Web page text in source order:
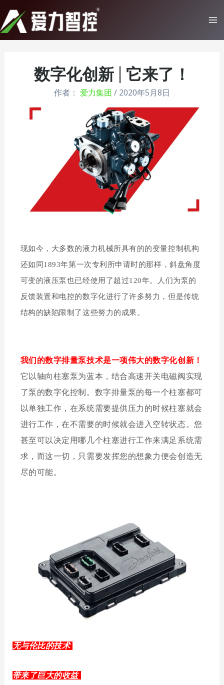
至
内
数字化创新 | 它来了！
作者： 爱力集团 / 2020年5月8日
现如今，大多数的液力机械所具有的的变量控制机构
还如同 1 893年第一次专利所申请时的那样，斜盘角度
可变的液压泵也已经使用了超过1 20年。
人们为泵的
反馈装置和电控的数字化进行了许多努力，但是传统
结构的缺陷限制了这些努力的成果。
我们的数字排量泵技术是一项伟大的数字化创新！
它 以轴向柱塞泵为蓝本，结合高速开关电磁阀实现
了泵的数字化控制。 数字排量泵的每一个柱塞都可
以单独工作，在系统需要提供压力的时候柱塞就会
进行工作，在不需要的时候就会进入空转状态。您
甚至可以决定用哪几个柱塞进行工作来满足系统需
求，而这一切，只需要发挥您的想象力便会创造无
尽的可能。
无与伦比的技术
带来了巨大的收益